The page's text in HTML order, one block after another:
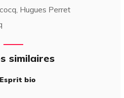
Hugues Perret
similaires
bio